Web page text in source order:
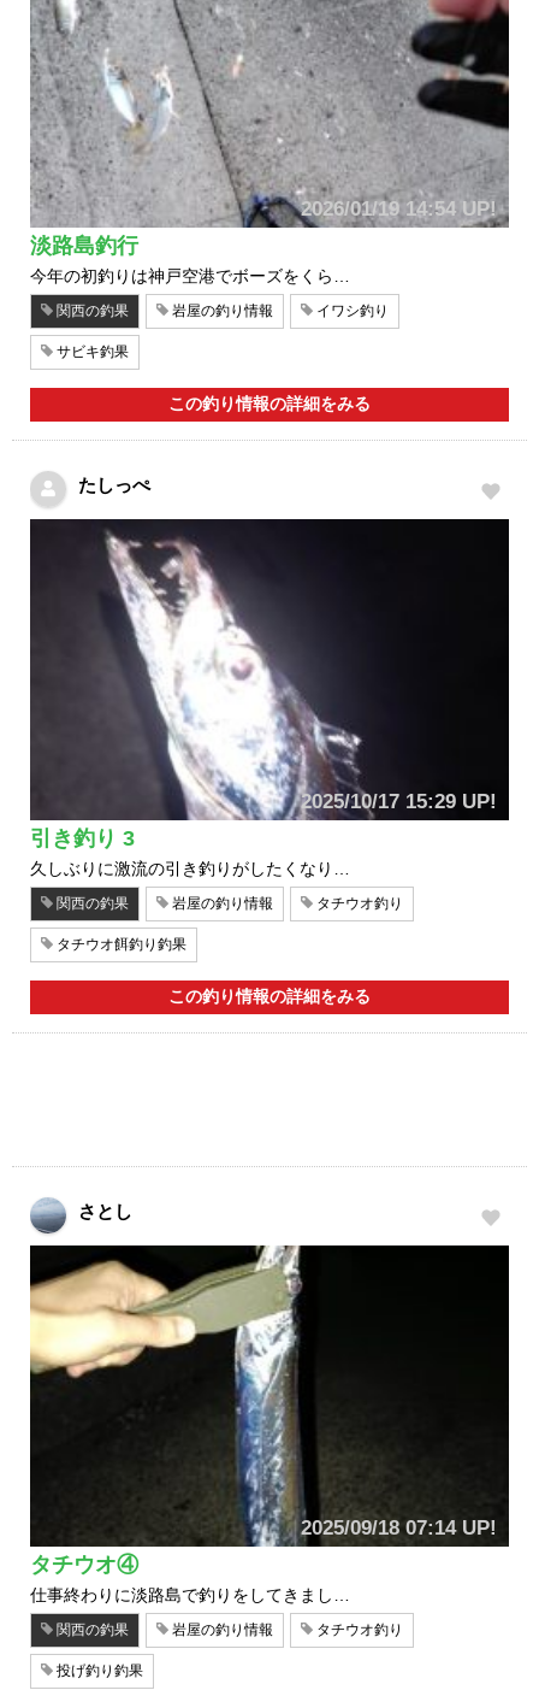
2026/01/19 14:54 UP!
淡路島釣行
今年の初釣りは神戸空港でボーズをくら…
関西の釣果 岩屋の釣り情報 イワシ釣り
サビキ釣果
この釣り情報の詳細をみる
たしっぺ
2025/10/17 15:29 UP!
引き釣り 3
久しぶりに激流の引き釣りがしたくなり…
関西の釣果 岩屋の釣り情報 タチウオ釣り
タチウオ餌釣り釣果
この釣り情報の詳細をみる
さとし
2025/09/18 07:14 UP!
タチウオ④
仕事終わりに淡路島で釣りをしてきまし…
関西の釣果 岩屋の釣り情報 タチウオ釣り
投げ釣り釣果